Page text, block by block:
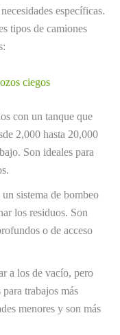
específicas.
tipos de camiones
ciegos
con un tanque que
2,000 hasta 20,000
Son ideales para
sistema de bombeo
los residuos. Son
o de acceso
a los de vacío, pero
para trabajos más
menores y son más